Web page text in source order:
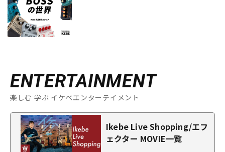
ENTERTAINMENT
楽しむ 学ぶ イケベエンターテイメント
Ikebe Live Shopping/エフ
ェクター MOVIE一覧